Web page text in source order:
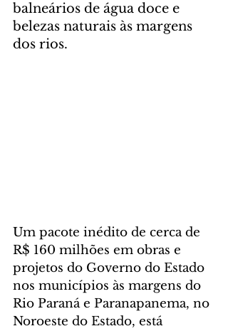
balneários de água doce e
belezas naturais às margens
dos rios.
Um pacote inédito de cerca de
R$ 160 milhões em obras e
projetos do Governo do Estado
nos municípios às margens do
Rio Paraná e Paranapanema, no
Noroeste do Estado, está